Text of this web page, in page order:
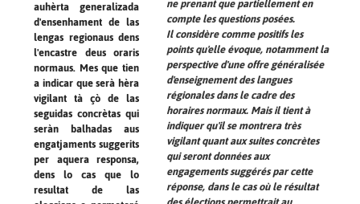
auhèrta generalizada
d'ensenhament de las
lengas regionaus dens
l'encastre deus oraris
normaus. Mes que tien
a indicar que serà hèra
vigilant tà çò de las
seguidas concrètas qui
seràn balhadas aus
engatjaments suggerits
per aquera responsa,
dens lo cas que lo
resultat de las
ne prenant que partiellement en
compte les questions posées.
Il considère comme positifs les
points qu'elle évoque, notamment la
perspective d'une offre généralisée
d'enseignement des langues
régionales dans le cadre des
horaires normaux. Mais il tient à
indiquer qu'il se montrera très
vigilant quant aux suites concrètes
qui seront données aux
engagements suggérés par cette
réponse, dans le cas où le résultat